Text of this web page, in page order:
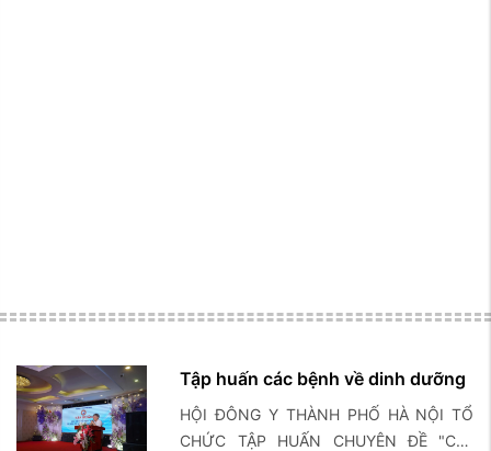
Tập huấn các bệnh về dinh dưỡng
HỘI ĐÔNG Y THÀNH PHỐ HÀ NỘI TỔ
CHỨC TẬP HUẤN CHUYÊN ĐỀ "Các